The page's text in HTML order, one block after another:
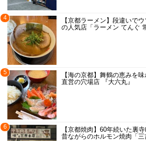
4
【京都ラーメン】段違いで
の人気店「ラーメン てんぐ
5
【海の京都】舞鶴の恵みを
直営の穴場店 『大六丸』
6
【京都焼肉】60年続いた裏
昔ながらのホルモン焼肉「三